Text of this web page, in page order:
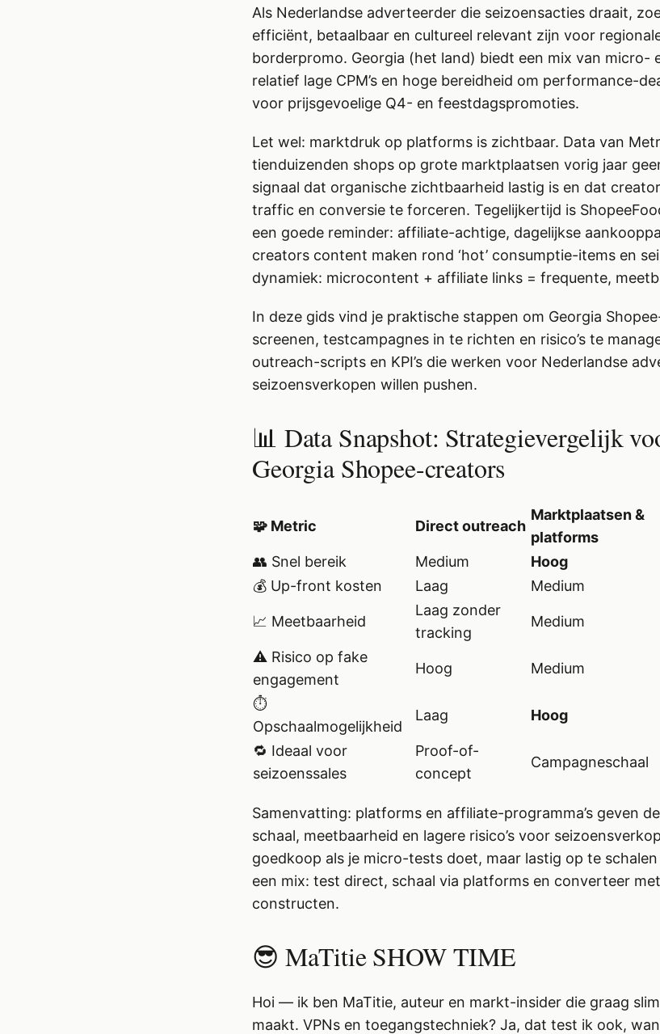
Als Nederlandse adverteerder die seizoensacties draait,
efficiënt, betaalbaar en cultureel relevant zijn voor
borderpromo. Georgia (het land) biedt een mix van micro-
relatief lage CPM’s en hoge bereidheid om performance-
voor prijsgevoelige Q4- en feestdagspromoties.
Let wel: marktdruk op platforms is zichtbaar. Data van
tienduizenden shops op grote marktplaatsen vorig jaar
signaal dat organische zichtbaarheid lastig is en dat
traffic en conversie te forceren. Tegelijkertijd is
een goede reminder: affiliate-achtige, dagelijkse
creators content maken rond ‘hot’ consumptie-items en
dynamiek: microcontent + affiliate links = frequente,
In deze gids vind je praktische stappen om Georgia
screenen, testcampagnes in te richten en risico’s te
outreach-scripts en KPI’s die werken voor Nederlandse
seizoensverkopen willen pushen.
📊 Data Snapshot: Strategievergelijk
Georgia Shopee-creators
🧩 Metric Direct outreach
Marktplaatsen &
platforms
👥 Snel bereik
Medium Hoog
💰 Up-front kosten
Laag Medium
📈 Meetbaarheid
Laag zonder
tracking
Medium
⚠️ Risico op fake
engagement
Hoog Medium
⏱️
Opschaalmogelijkheid
Laag Hoog
🔁 Ideaal voor
seizoenssales
Proof-of-
concept
Campagneschaal
Samenvatting: platforms en affiliate-programma’s geven
schaal, meetbaarheid en lagere risico’s voor
goedkoop als je micro-tests doet, maar lastig op te
een mix: test direct, schaal via platforms en converteer
constructen.
😎 MaTitie SHOW TIME
Hoi — ik ben MaTitie, auteur en markt-insider die graag
maakt. VPNs en toegangstechniek? Ja, dat test ik ook,